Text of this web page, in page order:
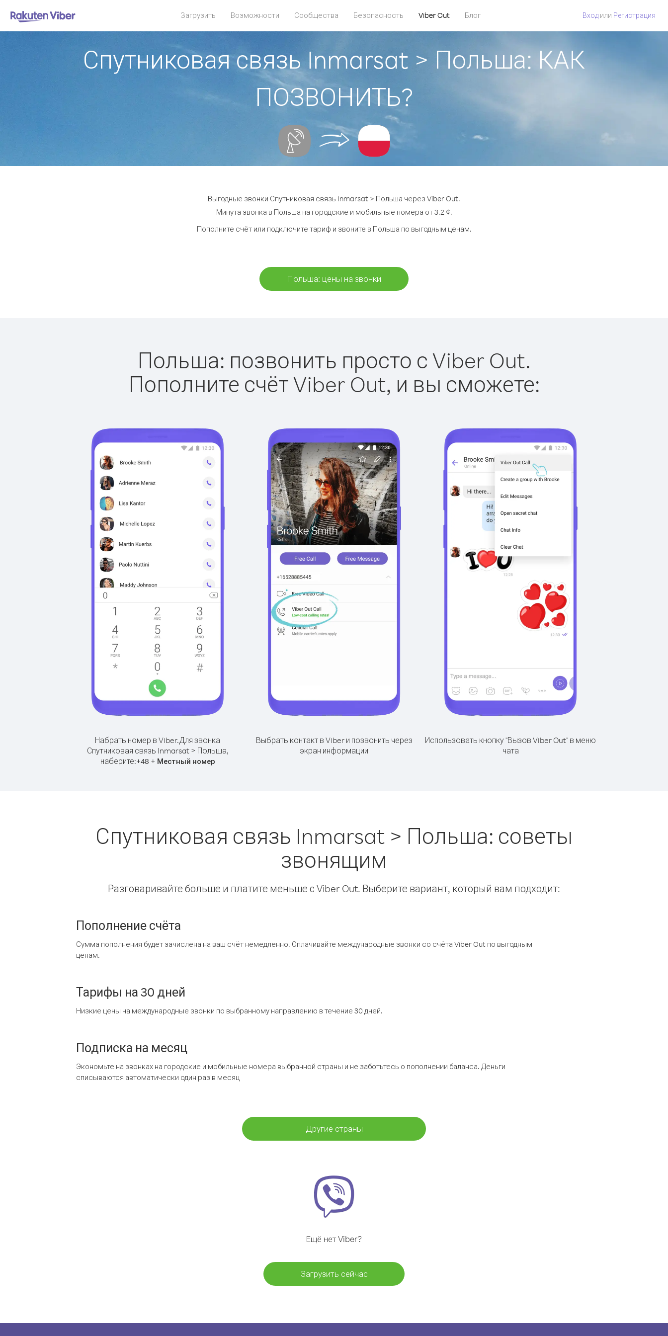
Загрузить Возможности Сообщества Безопасность Viber Out Блог Вход или Регистрация
Спутниковая связь Inmarsat > Польша: КАК
ПОЗВОНИТЬ?
Выгодные звонки Спутниковая связь Inmarsat > Польша через Viber Out.
Минута звонка в Польша на городские и мобильные номера от 3.2 ¢.
Пополните счёт или подключите тариф и звоните в Польша по выгодным ценам.
Польша: цены на звонки
Польша: позвонить просто с Viber Out.
Пополните счёт Viber Out, и вы сможете:
Набрать номер в Viber.Для звонка
Спутниковая связь Inmarsat > Польша,
наберите:+48 + Местный номер
Выбрать контакт в Viber и позвонить через
экран информации
Использовать кнопку "Вызов Viber Out" в меню
чата
Спутниковая связь Inmarsat > Польша: советы
звонящим
Разговаривайте больше и платите меньше с Viber Out. Выберите вариант, который вам подходит:
Пополнение счёта
Сумма пополнения будет зачислена на ваш счёт немедленно. Оплачивайте международные звонки со счёта Viber Out по выгодным
ценам.
Тарифы на 30 дней
Низкие цены на международные звонки по выбранному направлению в течение 30 дней.
Подписка на месяц
Экономьте на звонках на городские и мобильные номера выбранной страны и не заботьтесь о пополнении баланса. Деньги
списываются автоматически один раз в месяц
Другие страны
Ещё нет Viber?
Загрузить сейчас